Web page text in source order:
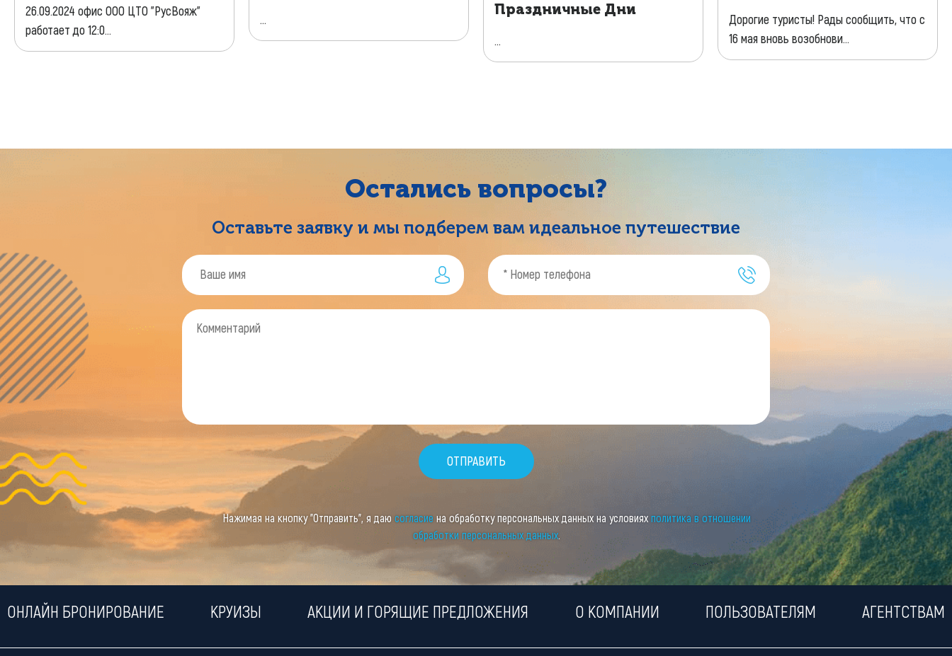
26.09.2024 офис ООО ЦТО "РусВояж"
работает до 12:0...
...
Праздничные Дни
...
Дорогие туристы! Рады сообщить, что с
16 мая вновь возобнови...
Остались вопросы?
Оставьте заявку и мы подберем вам идеальное путешествие
Нажимая на кнопку "Отправить", я даюсогласие на обработку персональных данных на условиях политика в отношении
обработки персональных данных.
ОНЛАЙН БРОНИРОВАНИЕ КРУИЗЫ АКЦИИ И ГОРЯЩИЕ ПРЕДЛОЖЕНИЯ О КОМПАНИИ ПОЛЬЗОВАТЕЛЯМ АГЕНТСТВАМ